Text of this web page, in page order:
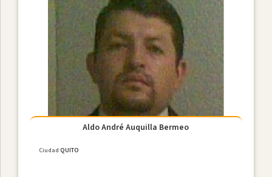
Aldo André Auquilla Bermeo
Ciudad QUITO